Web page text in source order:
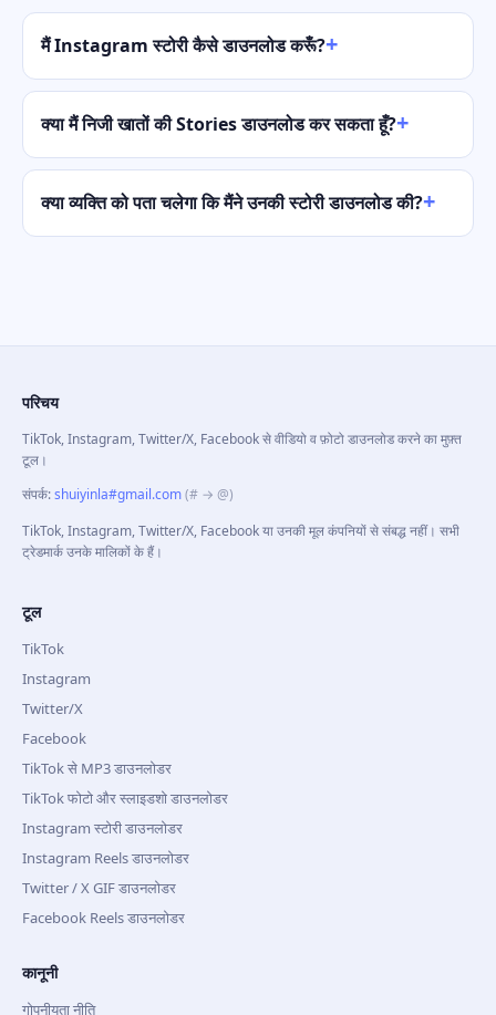
मैं Instagram स्टोरी कैसे डाउनलोड करूँ?
क्या मैं निजी खातों की Stories डाउनलोड कर सकता हूँ?
क्या व्यक्ति को पता चलेगा कि मैंने उनकी स्टोरी डाउनलोड की?
परिचय
TikTok, Instagram, Twitter/X, Facebook से वीडियो व फ़ोटो डाउनलोड करने का मुफ़्त
टूल।
संपर्क:shuiyinla#gmail.com(# → @)
TikTok, Instagram, Twitter/X, Facebook या उनकी मूल कंपनियों से संबद्ध नहीं। सभी
ट्रेडमार्क उनके मालिकों के हैं।
टूल
TikTok
Instagram
Twitter/X
Facebook
TikTok से MP3 डाउनलोडर
TikTok फोटो और स्लाइडशो डाउनलोडर
Instagram स्टोरी डाउनलोडर
Instagram Reels डाउनलोडर
Twitter / X GIF डाउनलोडर
Facebook Reels डाउनलोडर
कानूनी
गोपनीयता नीति